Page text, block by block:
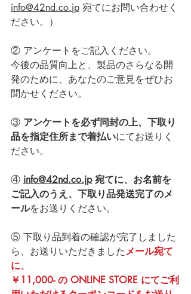
info@42nd.co.jp 宛てにお問い合わせく
ださい。）
② アンケートをご記入ください。
今後の品質向上と、製品のさらなる開
発のために、あなたのご意見をぜひお
聞かせください。
③ アンケートを必ず同封の上、下取り
品を指定住所まで着払いにてお送りく
ださい。
④ info@42nd.co.jp 宛てに、お名前を
ご記入のうえ、下取り品発送完了のメ
ールをお送りください。
⑤ 下取り品到着の確認が完了しました
ら、お送りいただきましたメール宛て
に、
￥11,000- の ONLINE STORE にてご利